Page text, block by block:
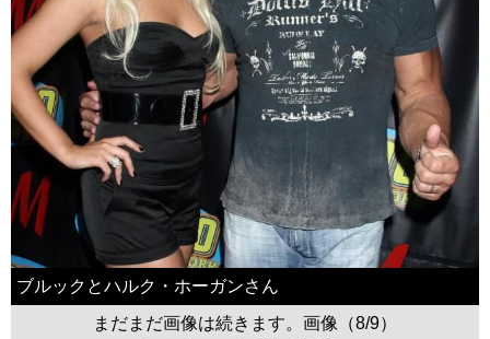
ブルックとハルク・ホーガンさん
まだまだ画像は続きます。画像（8/9）